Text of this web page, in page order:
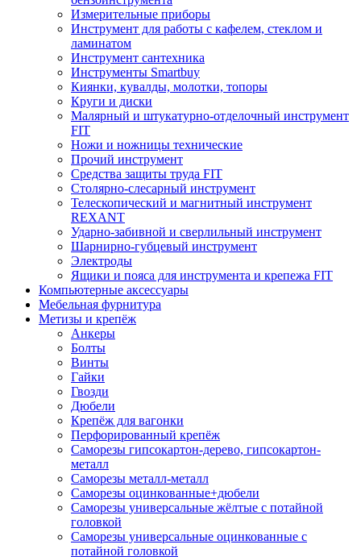
Измерительные приборы
Инструмент для работы с кафелем, стеклом и
ламинатом
Инструмент сантехника
Инструменты Smartbuy
Киянки, кувалды, молотки, топоры
Круги и диски
Малярный и штукатурно-отделочный инструмент
FIT
Ножи и ножницы технические
Прочий инструмент
Средства защиты труда FIT
Столярно-слесарный инструмент
Телескопический и магнитный инструмент
REXANT
Ударно-забивной и сверлильный инструмент
Шарнирно-губцевый инструмент
Электроды
Ящики и пояса для инструмента и крепежа FIT
Компьютерные аксессуары
Мебельная фурнитура
Метизы и крепёж
Анкеры
Болты
Винты
Гайки
Гвозди
Дюбели
Крепёж для вагонки
Перфорированный крепёж
Саморезы гипсокартон-дерево, гипсокартон-
металл
Саморезы металл-металл
Саморезы оцинкованные+дюбели
Саморезы универсальные жёлтые с потайной
головкой
Саморезы универсальные оцинкованные с
потайной головкой